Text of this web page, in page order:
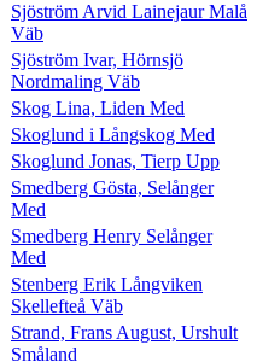
Sjöström Arvid Lainejaur Malå
Väb
Sjöström Ivar, Hörnsjö
Nordmaling Väb
Skog Lina, Liden Med
Skoglund i Långskog Med
Skoglund Jonas, Tierp Upp
Smedberg Gösta, Selånger
Med
Smedberg Henry Selånger
Med
Stenberg Erik Långviken
Skellefteå Väb
Strand, Frans August, Urshult
Småland